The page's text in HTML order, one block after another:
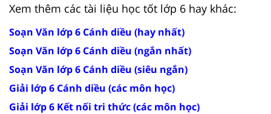
Xem thêm các tài liệu học tốt lớp 6 hay khác:
Soạn Văn lớp 6 Cánh diều (hay nhất)
Soạn Văn lớp 6 Cánh diều (ngắn nhất)
Soạn Văn lớp 6 Cánh diều (siêu ngắn)
Giải lớp 6 Cánh diều (các môn học)
Giải lớp 6 Kết nối tri thức (các môn học)